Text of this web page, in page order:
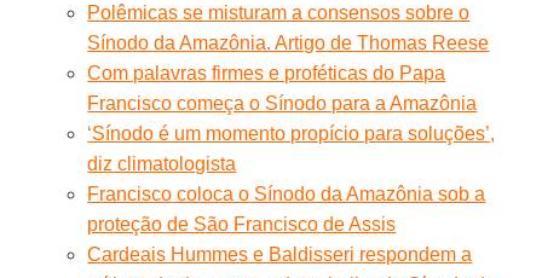
Polêmicas se misturam a consensos sobre o
Sínodo da Amazônia. Artigo de Thomas Reese
Com palavras firmes e proféticas do Papa
Francisco começa o Sínodo para a Amazônia
‘Sínodo é um momento propício para soluções’,
diz climatologista
Francisco coloca o Sínodo da Amazônia sob a
proteção de São Francisco de Assis
Cardeais Hummes e Baldisseri respondem a